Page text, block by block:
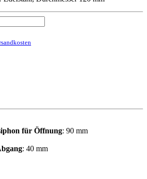
für Öffnung: 90 mm
: 40 mm